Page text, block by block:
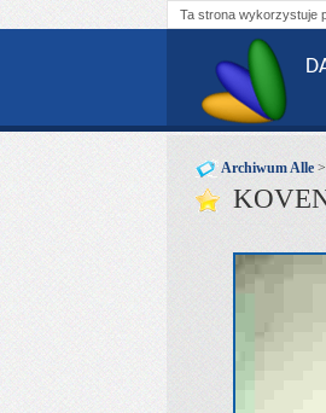
Ta strona wykorzystuje
Archiwum Alle >